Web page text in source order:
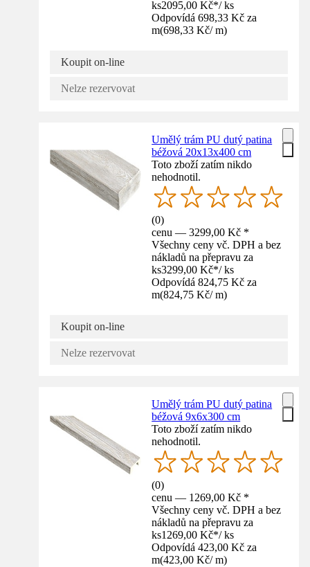
ks2095,00 Kč*/ ks
Odpovídá 698,33 Kč za
m(698,33 Kč/ m)
Koupit on-line
Nelze rezervovat
Umělý trám PU dutý patina
béžová 20x13x400 cm
Toto zboží zatím nikdo
nehodnotil.
(0)
cenu — 3299,00 Kč *
Všechny ceny vč. DPH a bez
nákladů na přepravu za
ks3299,00 Kč*/ ks
Odpovídá 824,75 Kč za
m(824,75 Kč/ m)
Koupit on-line
Nelze rezervovat
Umělý trám PU dutý patina
béžová 9x6x300 cm
Toto zboží zatím nikdo
nehodnotil.
(0)
cenu — 1269,00 Kč *
Všechny ceny vč. DPH a bez
nákladů na přepravu za
ks1269,00 Kč*/ ks
Odpovídá 423,00 Kč za
m(423,00 Kč/ m)